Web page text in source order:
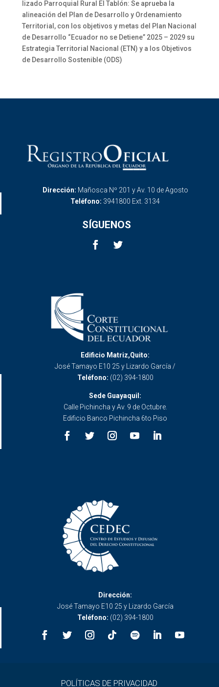
lizado Parroquial Rural El Tablón: Se aprueba la
alineación del Plan de Desarrollo y Ordenamiento
Territorial, con los objetivos y metas del Plan Nacional
de Desarrollo “Ecuador no se Detiene” 2025 – 2029 su
Estrategia Territorial Nacional (ETN) y a los Objetivos
de Desarrollo Sostenible (ODS)
Dirección: Mañosca Nº 201 y Av. 10 de Agosto
Teléfono: 3941800 Ext. 3134
SÍGUENOS
Edificio Matriz,Quito:
José Tamayo E10 25 y Lizardo García /
Teléfono: (02) 394-1800
Sede Guayaquil:
Calle Pichincha y Av. 9 de Octubre.
Edificio Banco Pichincha 6to Piso
Dirección:
José Tamayo E10 25 y Lizardo García
Teléfono: (02) 394-1800
POLÍTICAS DE PRIVACIDAD